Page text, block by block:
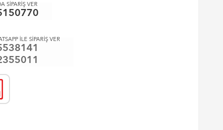
SİPARİŞ VER
İLE SİPARİŞ VER